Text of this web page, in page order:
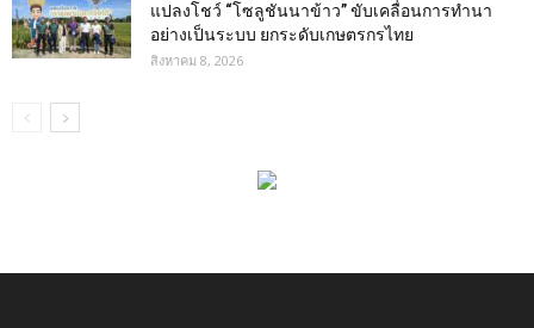
แปลงโชว์ “โซลูชันนาข้าว” ขับเคลื่อนการทำนา
อย่างเป็นระบบ ยกระดับเกษตรกรไทย
สิงหาคม 8, 2026